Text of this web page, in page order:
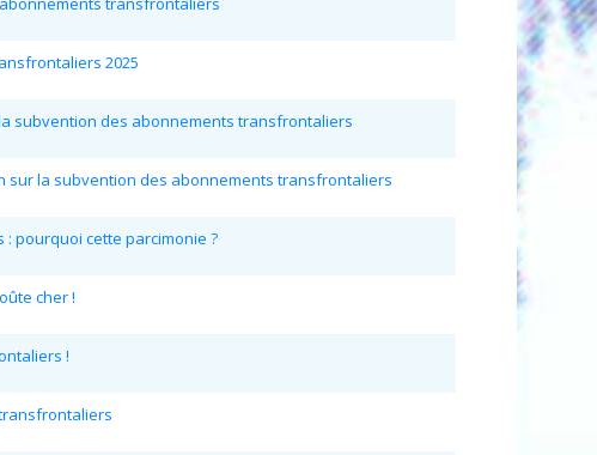
2025
subvention des abonnements transfrontaliers
sur la subvention des abonnements transfrontaliers
pourquoi cette parcimonie ?
cher !
!